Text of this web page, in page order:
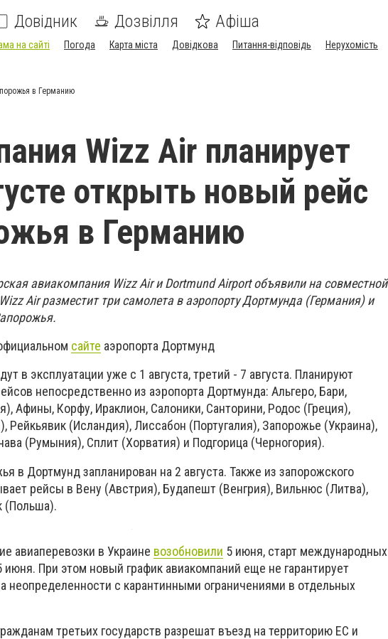
Довідник Дозвілля Афіша
на сайті Погода Карта міста Довідкова Питання-відповідь
Нерухомість
в Германию
Wizz Air планирует
открыть новый рейс
в Германию
авиакомпания Wizz Air и Dortmund Airport объявили на совместной
Air разместит три самолета в аэропорту Дортмунда (Германия) и
сайте аэропорта Дортмунд
в эксплуатации уже с 1 августа, третий - 7 августа. Планируют
непосредственно из аэропорта Дортмунда: Альгеро, Бари,
Афины, Корфу, Ираклион, Салоники, Санторини, Родос (Греция),
Рейкьявик (Исландия), Лиссабон (Португалия), Запорожье (Украина),
(Румыния), Сплит (Хорватия) и Подгорица (Черногория).
в Дортмунд запланирован на 2 августа. Также из запорожского
рейсы в Вену (Австрия), Будапешт (Венгрия), Вильнюс (Литва),
(Польша).
авиаперевозки в Украине возобновили 5 июня, старт международных
При этом новый график авиакомпаний еще не гарантирует
неопределенности с карантинными ограничениями в отдельных
третьих государств разрешат въезд на территорию ЕС и